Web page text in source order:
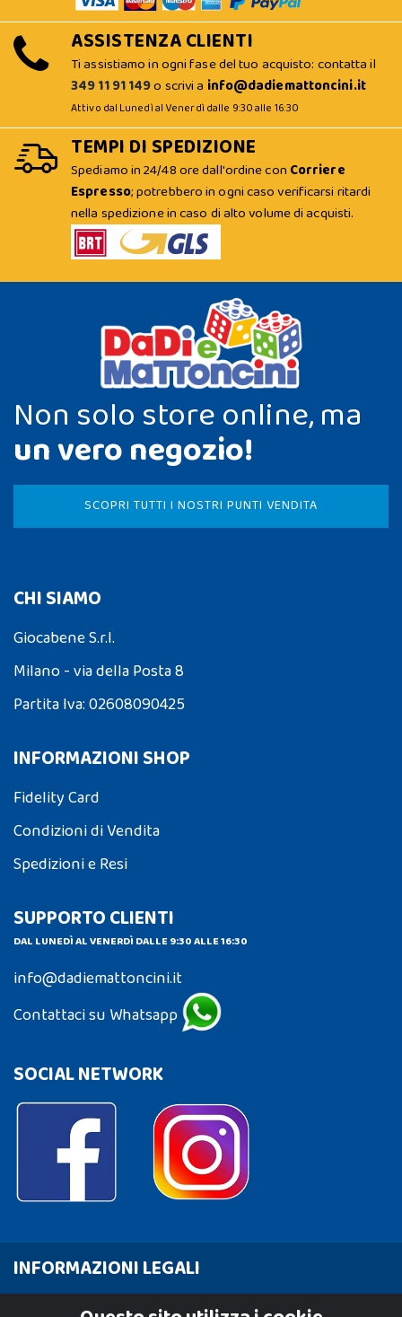
ASSISTENZA CLIENTI
Ti assistiamo in ogni fase del tuo acquisto: contatta il
349 11 91 149o scrivi a info@dadiemattoncini.it
Attivo dal Lunedì al Venerdì dalle 9:30 alle 16:30
TEMPI DI SPEDIZIONE
Spediamo in 24/48 ore dall'ordine con Corriere
Espresso; potrebbero in ogni caso verificarsi ritardi
nella spedizione in caso di alto volume di acquisti.
Non solo store online, ma
un vero negozio!
SCOPRI TUTTI I NOSTRI PUNTI VENDITA
CHI SIAMO
Giocabene S.r.l.
Milano - via della Posta 8
Partita Iva: 02608090425
INFORMAZIONI SHOP
Fidelity Card
Condizioni di Vendita
Spedizioni e Resi
SUPPORTO CLIENTI
DAL LUNEDÌ AL VENERDÌ DALLE 9:30 ALLE 16:30
info@dadiemattoncini.it
Contattaci su Whatsapp
SOCIAL NETWORK
INFORMAZIONI LEGALI
Cookie Policy